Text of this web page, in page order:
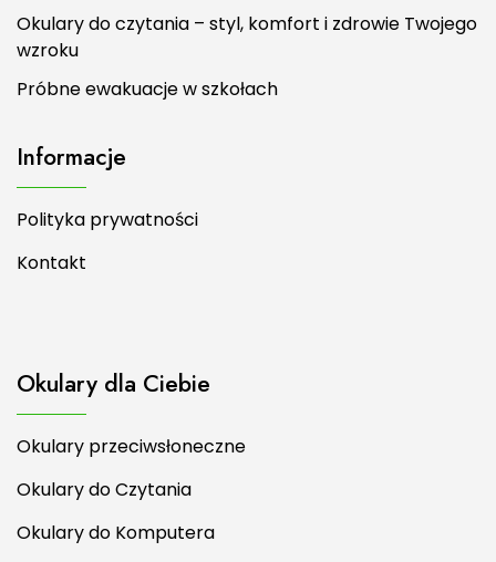
Okulary do czytania – styl, komfort i zdrowie Twojego
wzroku
Próbne ewakuacje w szkołach
Informacje
Polityka prywatności
Kontakt
Okulary dla Ciebie
Okulary przeciwsłoneczne
Okulary do Czytania
Okulary do Komputera